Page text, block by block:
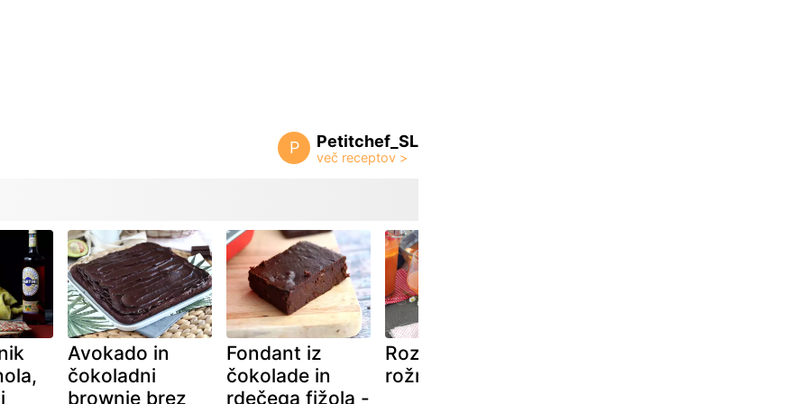
P Petitchef_SL
Avokado in
čokoladni
brownie brez
Fondant iz
čokolade in
rdečega fižola -
Roza sangrija z
rožnatim vinom